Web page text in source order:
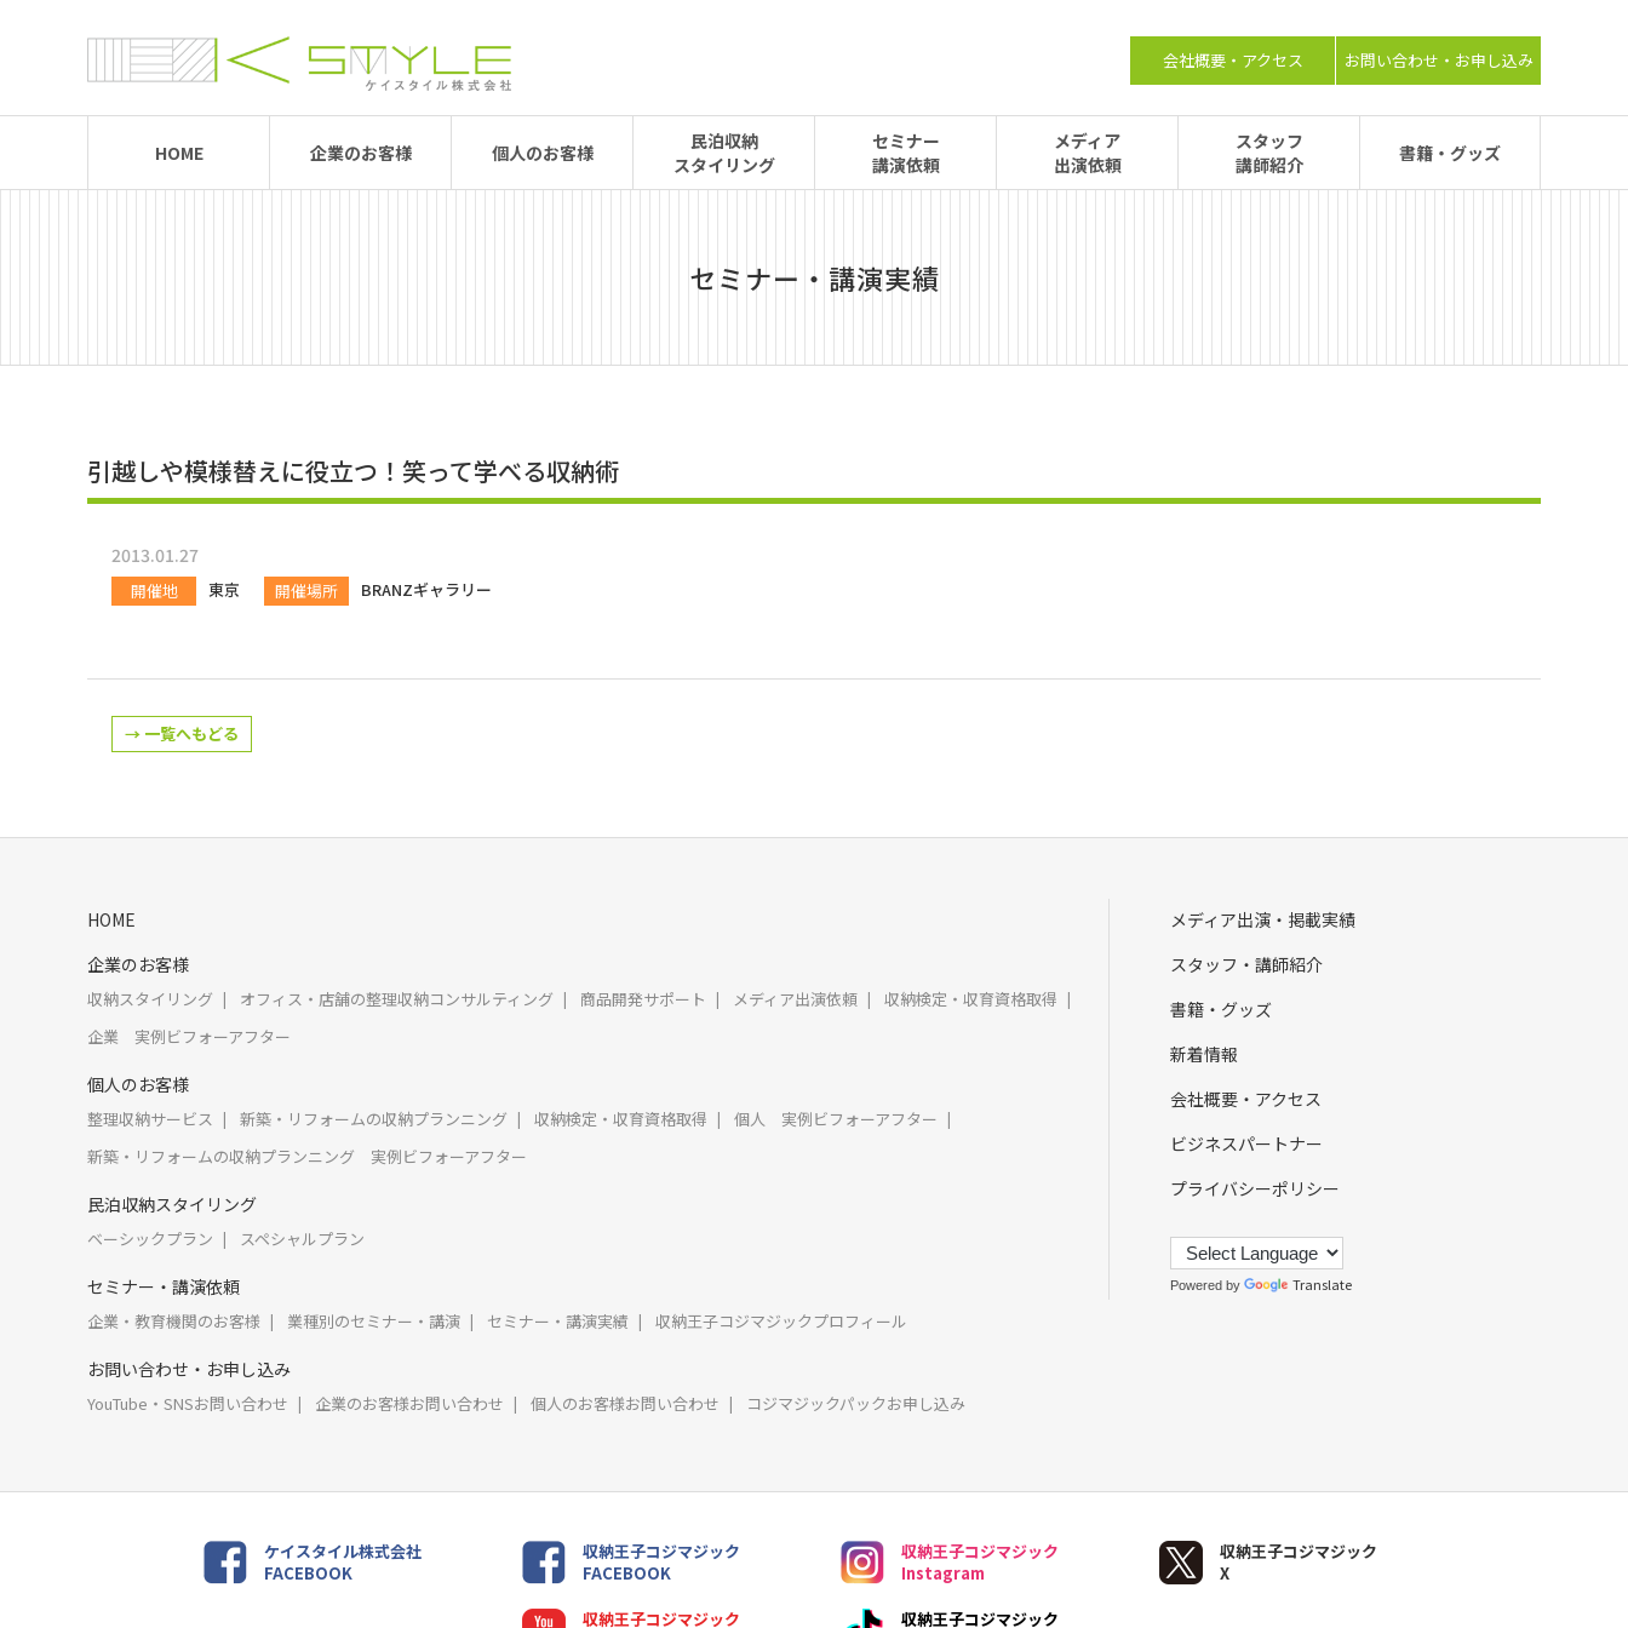
会社概要・アクセス お問い合わせ・お申し込み
HOME 企業のお客様 個人のお客様
民泊収納
スタイリング
セミナー
講演依頼
メディア
出演依頼
スタッフ
講師紹介
書籍・グッズ
セミナー・講演実績
引越しや模様替えに役立つ！笑って学べる収納術
2013.01.27
開催地 東京 開催場所 BRANZギャラリー
→ 一覧へもどる
HOME
企業のお客様
収納スタイリング オフィス・店舗の整理収納コンサルティング 商品開発サポート メディア出演依頼
収納検定・収育資格取得
企業 実例ビフォーアフター
個人のお客様
整理収納サービス 新築・リフォームの収納プランニング 収納検定・収育資格取得
個人 実例ビフォーアフター
新築・リフォームの収納プランニング 実例ビフォーアフター
民泊収納スタイリング
ベーシックプラン スペシャルプラン
セミナー・講演依頼
企業・教育機関のお客様 業種別のセミナー・講演 セミナー・講演実績 収納王子コジマジックプロフィール
お問い合わせ・お申し込み
YouTube・SNSお問い合わせ 企業のお客様お問い合わせ 個人のお客様お問い合わせ コジマジックパックお申し込み
メディア出演・掲載実績
スタッフ・講師紹介
書籍・グッズ
新着情報
会社概要・アクセス
ビジネスパートナー
プライバシーポリシー
Powered by Translate
ケイスタイル株式会社
FACEBOOK
収納王子コジマジック
FACEBOOK
収納王子コジマジック
Instagram
収納王子コジマジック
X
収納王子コジマジック
収納王子コジマジック